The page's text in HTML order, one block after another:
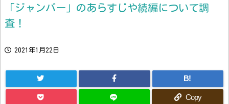
「ジャンパー」のあらすじや続編について調
査！
2021年1月22日
B!
Copy